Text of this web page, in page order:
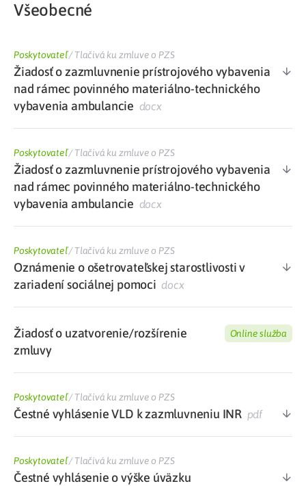
Všeobecné
Poskytovateľ/Tlačivá ku zmluve o PZS
Žiadosť o zazmluvnenie prístrojového vybavenia
nad rámec povinného materiálno-technického
vybavenia ambulancie docx
Poskytovateľ/Tlačivá ku zmluve o PZS
Žiadosť o zazmluvnenie prístrojového vybavenia
nad rámec povinného materiálno-technického
vybavenia ambulancie docx
Poskytovateľ/Tlačivá ku zmluve o PZS
Oznámenie o ošetrovateľskej starostlivosti v
zariadení sociálnej pomoci docx
Žiadosť o uzatvorenie/rozšírenie
zmluvy
Online služba
Poskytovateľ/Tlačivá ku zmluve o PZS
Čestné vyhlásenie VLD k zazmluvneniu INR pdf
Poskytovateľ/Tlačivá ku zmluve o PZS
Čestné vyhlásenie o výške úväzku